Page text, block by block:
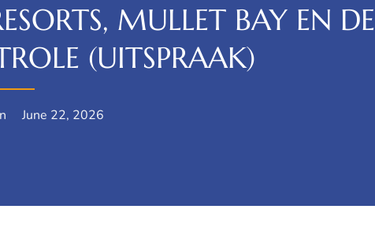
MULLET BAY EN DE
(UITSPRAAK)
June 22, 2026